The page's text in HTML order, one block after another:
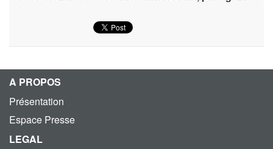
A PROPOS
Présentation
Espace Presse
LEGAL